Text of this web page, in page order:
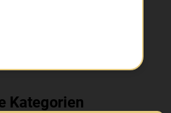
Kategorien